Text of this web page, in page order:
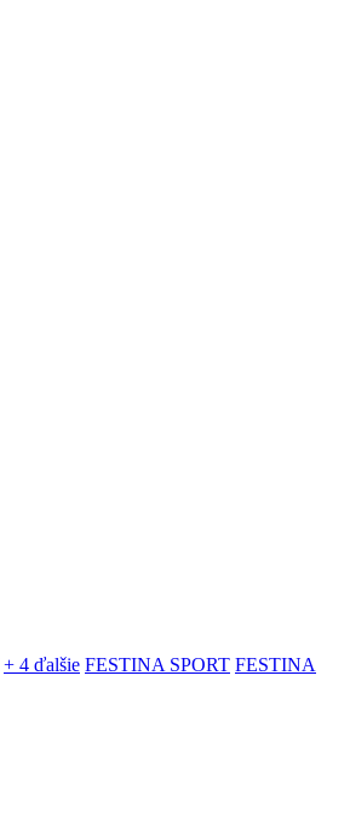
+ 4 ďalšie FESTINA SPORT FESTINA